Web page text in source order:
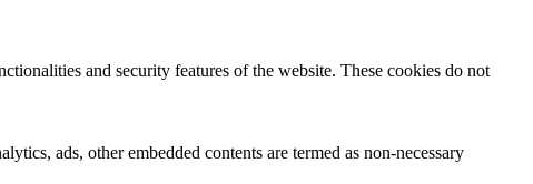
and security features of the website. These cookies do not
ads, other embedded contents are termed as non-necessary